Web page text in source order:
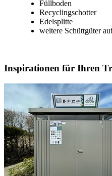
Füllboden
Recyclingschotter
Edelsplitte
weitere Schüttgüter
Inspirationen für Ihren